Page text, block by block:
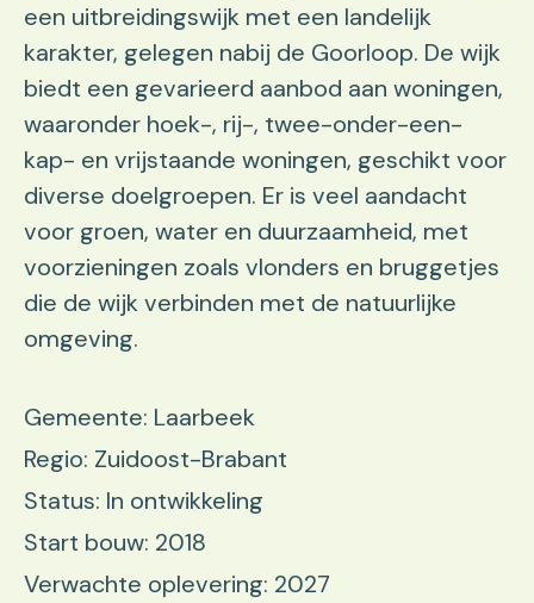
een uitbreidingswijk met een landelijk
karakter, gelegen nabij de Goorloop. De wijk
biedt een gevarieerd aanbod aan woningen,
waaronder hoek-, rij-, twee-onder-een-
kap- en vrijstaande woningen, geschikt voor
diverse doelgroepen. Er is veel aandacht
voor groen, water en duurzaamheid, met
voorzieningen zoals vlonders en bruggetjes
die de wijk verbinden met de natuurlijke
omgeving.
Gemeente: Laarbeek
Regio: Zuidoost-Brabant
Status: In ontwikkeling
Start bouw: 2018
Verwachte oplevering: 2027